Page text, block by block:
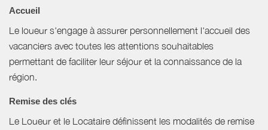
Accueil
Le loueur s'engage à assurer personnellement l'accueil des
vacanciers avec toutes les attentions souhaitables
permettant de faciliter leur séjour et la connaissance de la
région.
Remise des clés
Le Loueur et le Locataire définissent les modalités de remise